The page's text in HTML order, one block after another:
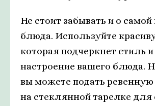
Не стоит забывать и о самой
блюда. Используйте
которая подчеркнет стиль и
настроение вашего блюда.
вы можете подать ревенную
на стеклянной тарелке для